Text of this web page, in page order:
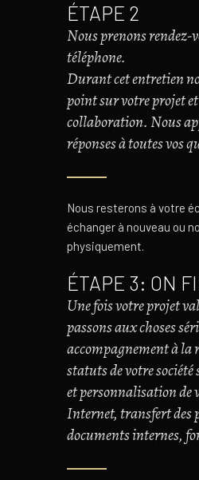
ÉTAPE 2
Nous prenons rendez-
téléphone.
Durant cet entretien
point sur votre projet
collaboration. Nous
réponses à toutes vos
Nous resterons à votre
échanger à nouveau ou
physiquement.
ÉTAPE 3: ON
Une fois votre projet
passons aux choses
accompagnement à la
statuts de votre
et personnalisation de
Internet, transfert des
documents internes,